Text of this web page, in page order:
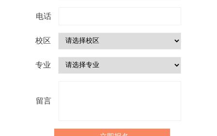
电话
校区
专业
留言